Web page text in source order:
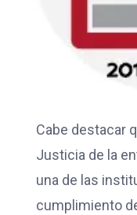
Cabe destacar
Justicia de la
una de las
cumplimiento